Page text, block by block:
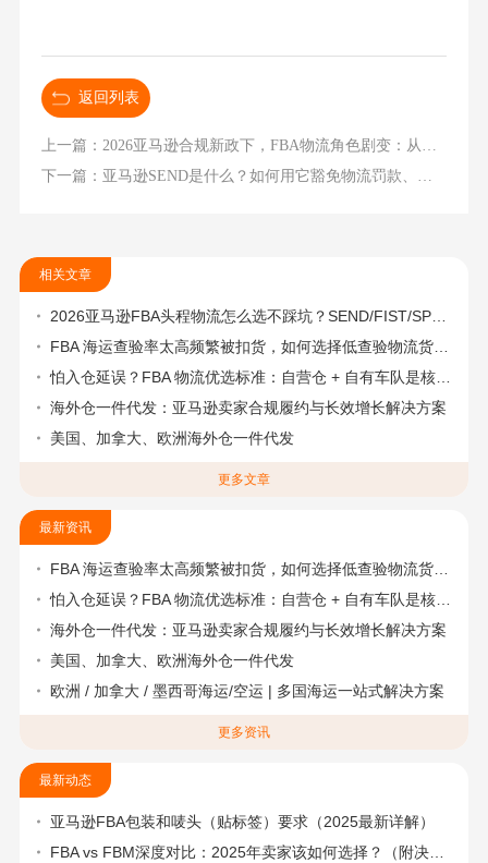
返回列表
相关文章
2026亚马逊FBA头程物流怎么选不踩坑？SEND/FIST/SPN官方认证物流商，只有这家敢承诺“准达率第一”
FBA 海运查验率太高频繁被扣货，如何选择低查验物流货代？
怕入仓延误？FBA 物流优选标准：自营仓 + 自有车队是核心硬指标
海外仓一件代发：亚马逊卖家合规履约与长效增长解决方案
美国、加拿大、欧洲海外仓一件代发
更多文章
最新资讯
FBA 海运查验率太高频繁被扣货，如何选择低查验物流货代？
怕入仓延误？FBA 物流优选标准：自营仓 + 自有车队是核心硬指标
海外仓一件代发：亚马逊卖家合规履约与长效增长解决方案
美国、加拿大、欧洲海外仓一件代发
欧洲 / 加拿大 / 墨西哥海运/空运 | 多国海运一站式解决方案
更多资讯
最新动态
亚马逊FBA包装和唛头（贴标签）要求（2025最新详解）
FBA vs FBM深度对比：2025年卖家该如何选择？（附决策流程图）